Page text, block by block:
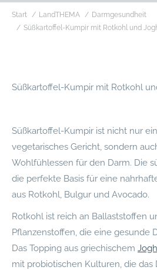
Sie befinden sich hier:
Start LandTHEMA
Darmgesundheit
Süßkartoffel-Kumpir mit Rotkohl und
Süßkartoffel-Kumpir mit Rotkohl
Süßkartoffel-Kumpir ist nicht nur
vegetarisches Gericht, sondern
Wohlfühlessen für den Darm. Die
die perfekte Basis für eine
aus Rotkohl, Bulgur und Avocado.
Rotkohl ist reich an Ballaststoffen
Pflanzenstoffen, die eine gesunde
Das Topping aus griechischem
mit probiotischen Kulturen, die